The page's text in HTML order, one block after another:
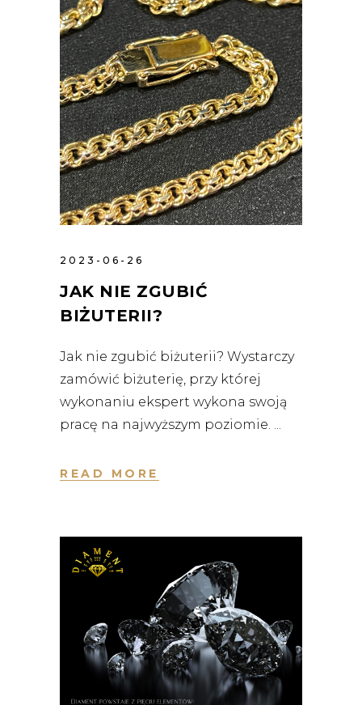
2023-06-26
JAK NIE ZGUBIĆ
BIŻUTERII?
Jak nie zgubić biżuterii? Wystarczy
zamówić biżuterię, przy której
wykonaniu ekspert wykona swoją
pracę na najwyższym poziomie.
READ MORE